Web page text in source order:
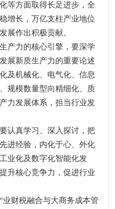
等方面取得长足进步 ，全
增长 ，万亿支柱产业地位
展作出积极贡献。
产力的核心引擎 ，要深学
展新质生产力的重要论述
及机械化、电气化、信息
规模数量型向精细化、质
力发展体系 ，担当行业发
认真学习、深入探讨 ，把
进经验 ， 内化于心、外化
业化及数字化智能化发
提升核心竞争力 ，促进行业
“业财税融合与大商务成本管